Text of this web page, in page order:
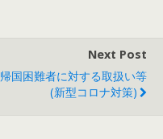
Next Post
帰国困難者に対する取扱い等
(新型コロナ対策)